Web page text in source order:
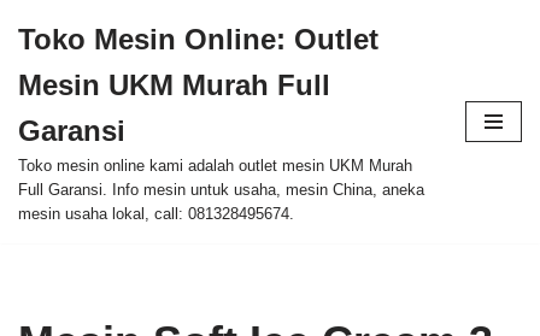
to
content
Toko Mesin Online: Outlet
Mesin UKM Murah Full
Garansi
Toko mesin online kami adalah outlet mesin UKM Murah
Full Garansi. Info mesin untuk usaha, mesin China, aneka
mesin usaha lokal, call: 081328495674.